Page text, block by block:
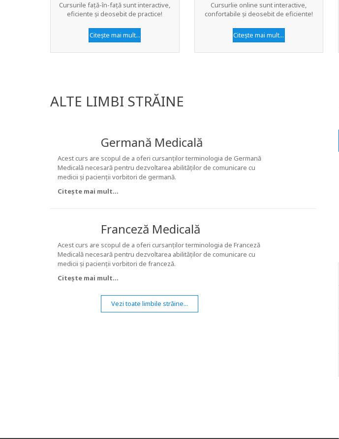
Cursurile față-în-față sunt interactive,
eficiente și deosebit de practice!
Citește mai mult...
Cursurlie online sunt interactive,
confortabile și deosebit de eficiente!
Citește mai mult...
ALTE LIMBI STRĂINE
Germană Medicală
Acest curs are scopul de a oferi cursanților terminologia de Germană
Medicală necesară pentru dezvoltarea abilităților de comunicare cu
medicii și pacienții vorbitori de germană.
Citește mai mult...
Franceză Medicală
Acest curs are scopul de a oferi cursanților terminologia de Franceză
Medicală necesară pentru dezvoltarea abilităților de comunicare cu
medicii și pacienții vorbitori de franceză.
Citește mai mult...
Vezi toate limbile străine...